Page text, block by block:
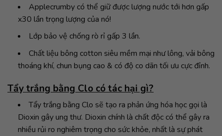
Applecrumby có thể giữ được lượng nước tới hơn gấp
x30 lần trọng lượng của nó!
Lớp bảo vệ chống rò rỉ gấp 3 lần.
Chất liệu bông cotton siêu mềm mại như lông, vải bông
thoáng khí, chun bụng cao & có độ co dãn tối ưu cực đỉnh.
Tẩy trắng bằng Clo có tác hại gì?
Tẩy trắng bằng Clo sẽ tạo ra phản ứng hóa học gọi là
Dioxin gây ung thư. Dioxin chính là chất độc có thể gây ra
nhiều rủi ro nghiêm trọng cho sức khỏe, nhất là sự phát